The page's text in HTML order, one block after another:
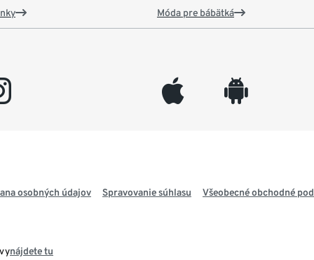
Móda pre bábätká
appleinc android
osobných údajov Spravovanie súhlasu Všeobecné obchodné
nájdete tu